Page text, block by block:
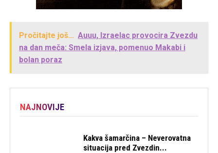
Pročitajte još... Auuu, Izraelac provocira Zvezdu
na dan meča: Smela izjava, pomenuo Makabi i
bolan poraz
NAJNOVIJE
Kakva šamarčina – Neverovatna
situacija pred Zvezdin...